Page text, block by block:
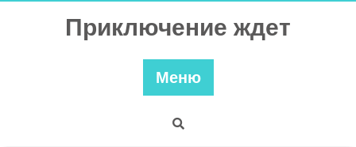
Приключение ждет
Меню